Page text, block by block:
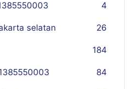
4
selatan 26
184
84